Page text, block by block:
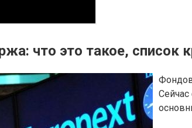
что это такое,